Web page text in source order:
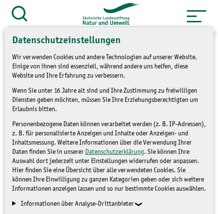
Datenschutzeinstellungen
Wir verwenden Cookies und andere Technologien auf unserer Website.
Einige von ihnen sind essenziell, während andere uns helfen, diese
Website und Ihre Erfahrung zu verbessern.
Wenn Sie unter 16 Jahre alt sind und Ihre Zustimmung zu freiwilligen
Diensten geben möchten, müssen Sie Ihre Erziehungsberechtigten um
Erlaubnis bitten.
Personenbezogene Daten können verarbeitet werden (z. B. IP-Adressen),
z. B. für personalisierte Anzeigen und Inhalte oder Anzeigen- und
Inhaltsmessung. Weitere Informationen über die Verwendung Ihrer
Daten finden Sie in unserer Datenschutzerklärung. Sie können Ihre
Auswahl dort jederzeit unter Einstellungen widerrufen oder anpassen.
Hier finden Sie eine Übersicht über alle verwendeten Cookies. Sie
können Ihre Einwilligung zu ganzen Kategorien geben oder sich weitere
Informationen anzeigen lassen und so nur bestimmte Cookies auswählen.
Informationen über Analyse-Drittanbieter
Zum
Inhalt
springen
Suche
Themen » Natur und Landschaft
» Übersicht LaNU-Flächen
Grabschütz